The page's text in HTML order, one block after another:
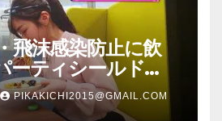
飛沫感染防止に飲
ーティシールド
代替品）ＦＢＣ福井
での紹介映像
PIKAKICHI2015@GMAIL.COM